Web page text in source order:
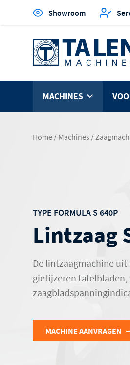
Showroom
MACHINES
Home / Machines /
TYPE FORMULA S 640P
Lintzaag
De lintzaagmachine uit
gietijzeren
MACHINE AANVRAGEN